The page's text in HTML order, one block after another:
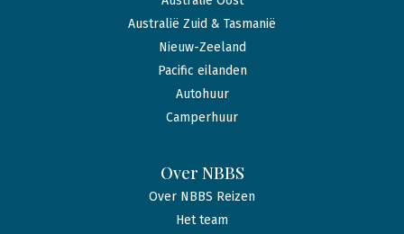
Australië Zuid & Tasmanië
Nieuw-Zeeland
Pacific eilanden
Autohuur
Camperhuur
Over NBBS
Over NBBS Reizen
Het team